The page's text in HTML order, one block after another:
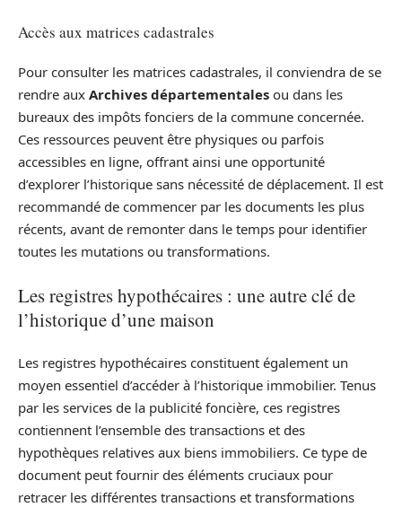
Accès aux matrices cadastrales
Pour consulter les matrices cadastrales, il conviendra de se
rendre aux Archives départementales ou dans les
bureaux des impôts fonciers de la commune concernée.
Ces ressources peuvent être physiques ou parfois
accessibles en ligne, offrant ainsi une opportunité
d’explorer l’historique sans nécessité de déplacement. Il est
recommandé de commencer par les documents les plus
récents, avant de remonter dans le temps pour identifier
toutes les mutations ou transformations.
Les registres hypothécaires : une autre clé de
l’historique d’une maison
Les registres hypothécaires constituent également un
moyen essentiel d’accéder à l’historique immobilier. Tenus
par les services de la publicité foncière, ces registres
contiennent l’ensemble des transactions et des
hypothèques relatives aux biens immobiliers. Ce type de
document peut fournir des éléments cruciaux pour
retracer les différentes transactions et transformations